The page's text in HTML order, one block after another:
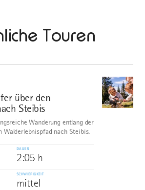
Touren
über den
Steibis
©
Wanderung entlang der
Walderlebnispfad nach Steibis.
DAUER
2:05 h
SCHWIERIGKEIT
mittel